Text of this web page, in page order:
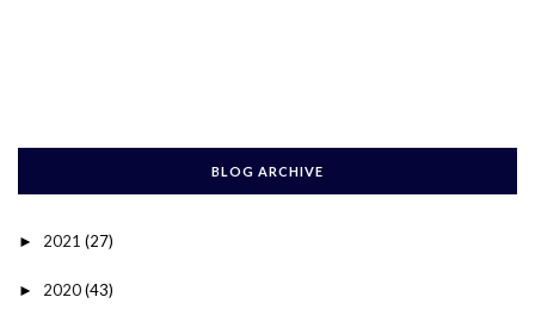
BLOG ARCHIVE
► 2021 (27)
► 2020(43)